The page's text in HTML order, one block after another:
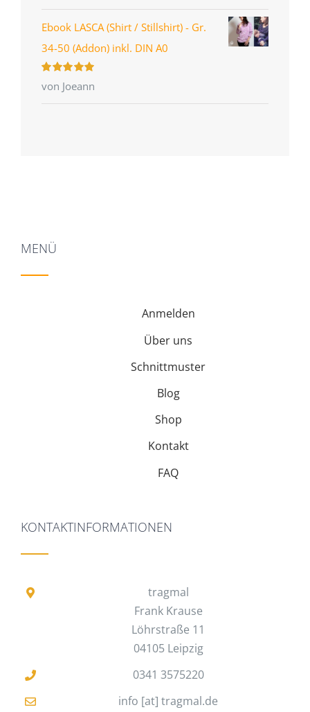
Ebook LASCA (Shirt / Stillshirt) - Gr.
34-50 (Addon) inkl. DIN A0
Bewertet
mit 5 von 5
von Joeann
MENÜ
Anmelden
Über uns
Schnittmuster
Blog
Shop
Kontakt
FAQ
KONTAKTINFORMATIONEN
tragmal
Frank Krause
Löhrstraße 11
04105 Leipzig
0341 3575220
info [at] tragmal.de